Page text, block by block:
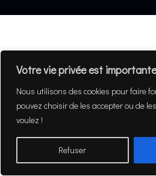
Votre vie privée est importante
Nous utilisons des cookies pour faire
pouvez choisir de les accepter ou de
voulez !
Refuser